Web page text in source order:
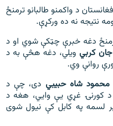
پاڼې
د واکمنو طالبانو ترمنځ
نتیجه نه ده ورکړې.
دغه خبرې چټکې شوي او د
جان کربي ویلي، دغه هڅې به د
روانې وي.
محمود شاه حبیبي دی، چې د
د کورنۍ غړي یې وايي، هغه د
لسمه په کابل کې نیول شوی